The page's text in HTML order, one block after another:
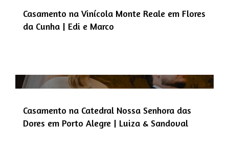
Casamento na Vinícola Monte Reale em Flores
da Cunha | Edi e Marco
Casamento na Catedral Nossa Senhora das
Dores em Porto Alegre | Luiza & Sandoval